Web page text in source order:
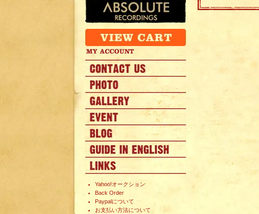
Yahoo!オークション
Back Order
Paypalについて
お支払い方法について